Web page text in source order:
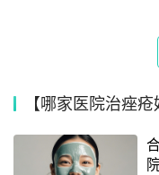
【哪家医院治痤